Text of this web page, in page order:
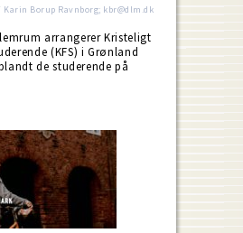
Karin Borup Ravnborg; kbr@dlm.dk
arrangerer Kristeligt
(KFS) i Grønland
de studerende på